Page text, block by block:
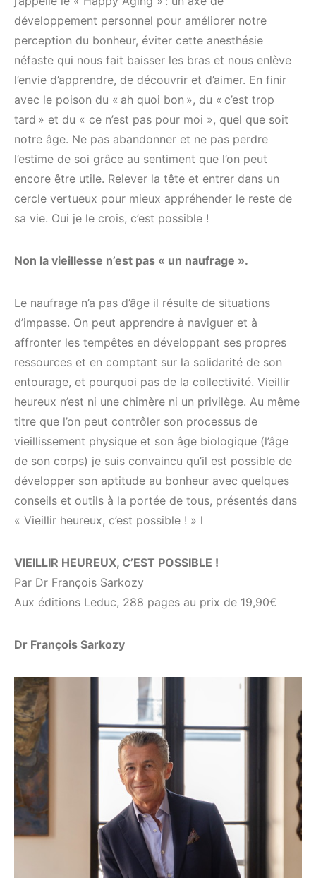
développement personnel pour améliorer notre
perception du bonheur, éviter cette anesthésie
néfaste qui nous fait baisser les bras et nous enlève
l’envie d’apprendre, de découvrir et d’aimer. En finir
avec le poison du « ah quoi bon », du « c’est trop
tard » et du « ce n’est pas pour moi », quel que soit
notre âge. Ne pas abandonner et ne pas perdre
l’estime de soi grâce au sentiment que l’on peut
encore être utile. Relever la tête et entrer dans un
cercle vertueux pour mieux appréhender le reste de
sa vie. Oui je le crois, c’est possible !
Non la vieillesse n’est pas « un naufrage ».
Le naufrage n’a pas d’âge il résulte de situations
d’impasse. On peut apprendre à naviguer et à
affronter les tempêtes en développant ses propres
ressources et en comptant sur la solidarité de son
entourage, et pourquoi pas de la collectivité. Vieillir
heureux n’est ni une chimère ni un privilège. Au même
titre que l’on peut contrôler son processus de
vieillissement physique et son âge biologique (l’âge
de son corps) je suis convaincu qu’il est possible de
développer son aptitude au bonheur avec quelques
conseils et outils à la portée de tous, présentés dans
« Vieillir heureux, c’est possible ! » l
VIEILLIR HEUREUX, C’EST POSSIBLE !
Par Dr François Sarkozy
Aux éditions Leduc, 288 pages au prix de 19,90€
Dr François Sarkozy